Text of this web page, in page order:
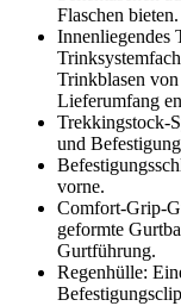
Flaschen bieten.
Innenliegendes
Trinkblasen
Lieferumfang
Trekkingstock-
und
vorne.
Comfort-Grip-
geformte
Gurtführung.
Regenhülle: